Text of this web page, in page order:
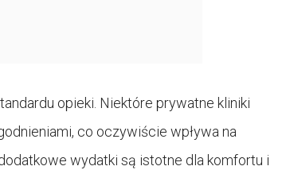
opieki. Niektóre prywatne kliniki
co oczywiście wpływa na
wydatki są istotne dla komfortu i